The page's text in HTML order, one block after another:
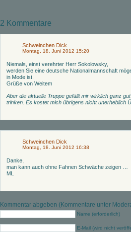
2 Kommentare
Schweinchen Dick
Montag, 18. Juni 2012 15:20
Niemals, einst verehrter Herr Sokolowsky,
werden Sie eine deutsche Nationalmannschaft
in Mode ist.
Grüße von Weitem
Aber die aktuelle Truppe gefällt mir wirklich ganz
trinken. Es kostet mich übrigens nicht unerheblich
Schweinchen Dick
Montag, 18. Juni 2012 16:38
Danke,
man kann auch ohne Fahnen Schwäche zeigen …
ML
Kommentar abgeben (Kommentare unter
Name (erforderlich)
E-Mail (wird nicht